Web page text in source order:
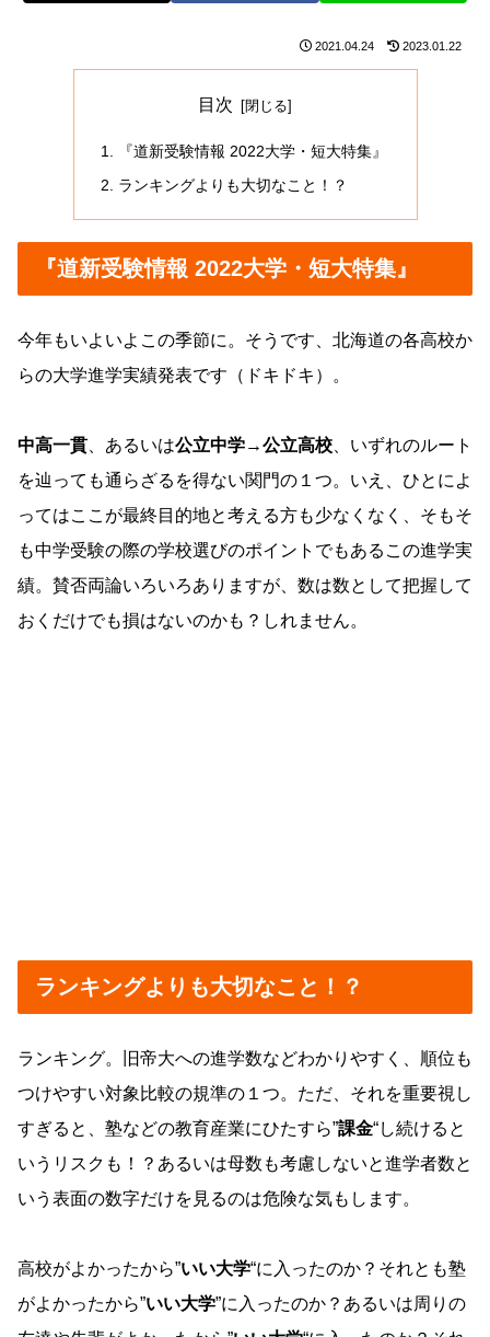
2021.04.24 2023.01.22
目次
『道新受験情報 2022大学・短大特集』
ランキングよりも大切なこと！？
『道新受験情報 2022大学・短大特集』
今年もいよいよこの季節に。そうです、北海道の各高校か
らの大学進学実績発表です（ドキドキ）。
中高一貫 、あるいは公立中学→公立高校 、いずれのルート
を辿っても通らざるを得ない関門の１つ。いえ、ひとによ
ってはここが最終目的地と考える方も少なくなく、そもそ
も中学受験の際の学校選びのポイントでもあるこの進学実
績。賛否両論いろいろありますが、数は数として把握して
おくだけでも損はないのかも？しれません。
ランキングよりも大切なこと！？
ランキング。旧帝大への進学数などわかりやすく、順位も
つけやすい対象比較の規準の１つ。ただ、それを重要視し
すぎると、塾などの教育産業にひたすら”課金“し続けると
いうリスクも！？あるいは母数も考慮しないと進学者数と
いう表面の数字だけを見るのは危険な気もします。
高校がよかったから”いい大学“に入ったのか？それとも塾
がよかったから”いい大学”に入ったのか？あるいは周りの